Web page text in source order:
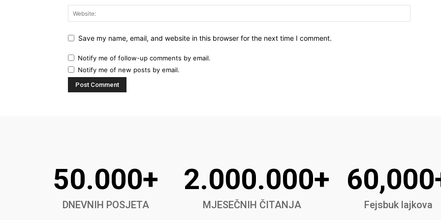
Save my name, email, and website in this browser for the next time I comment.
Notify me of follow-up comments by email.
Notify me of new posts by email.
50.000+
DNEVNIH POSJETA
2.000.000+
MJESEČNIH ČITANJA Fejsbuk lajkova